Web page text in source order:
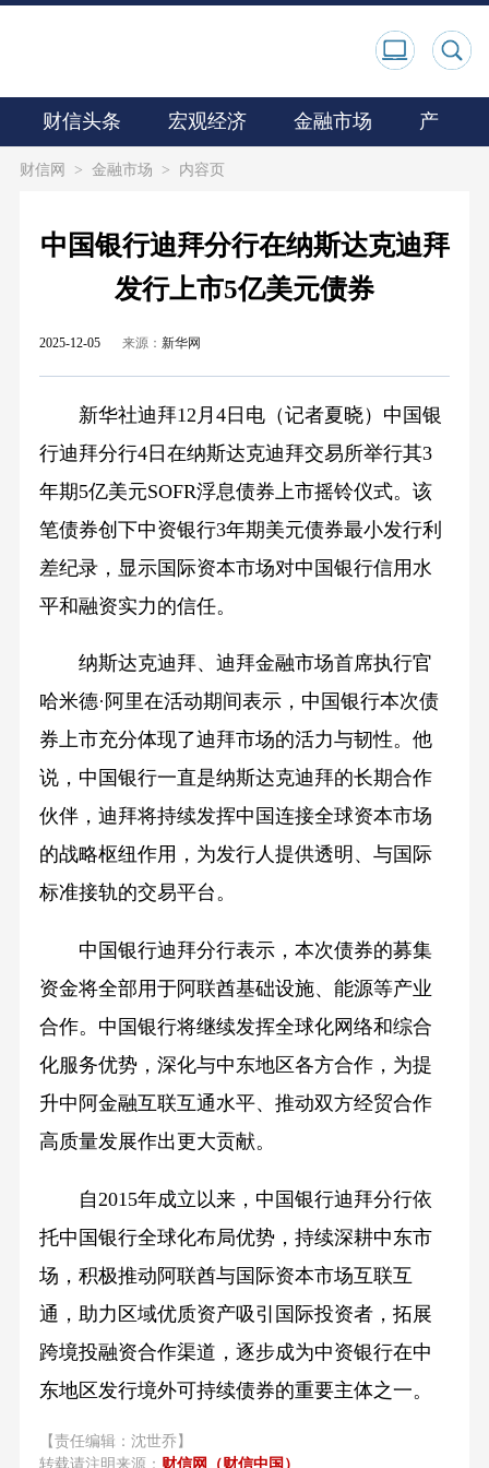
财信头条 宏观经济 金融市场 产业观
财信网 > 金融市场 > 内容页
中国银行迪拜分行在纳斯达克迪拜
发行上市5亿美元债券
2025-12-05 来源： 新华网
新华社迪拜12月4日电（记者夏晓）中国银
行迪拜分行4日在纳斯达克迪拜交易所举行其3
年期5亿美元SOFR浮息债券上市摇铃仪式。该
笔债券创下中资银行3年期美元债券最小发行利
差纪录，显示国际资本市场对中国银行信用水
平和融资实力的信任。
纳斯达克迪拜、迪拜金融市场首席执行官
哈米德·阿里在活动期间表示，中国银行本次债
券上市充分体现了迪拜市场的活力与韧性。他
说，中国银行一直是纳斯达克迪拜的长期合作
伙伴，迪拜将持续发挥中国连接全球资本市场
的战略枢纽作用，为发行人提供透明、与国际
标准接轨的交易平台。
中国银行迪拜分行表示，本次债券的募集
资金将全部用于阿联酋基础设施、能源等产业
合作。中国银行将继续发挥全球化网络和综合
化服务优势，深化与中东地区各方合作，为提
升中阿金融互联互通水平、推动双方经贸合作
高质量发展作出更大贡献。
自2015年成立以来，中国银行迪拜分行依
托中国银行全球化布局优势，持续深耕中东市
场，积极推动阿联酋与国际资本市场互联互
通，助力区域优质资产吸引国际投资者，拓展
跨境投融资合作渠道，逐步成为中资银行在中
东地区发行境外可持续债券的重要主体之一。
【责任编辑：沈世乔】
转载请注明来源： 财信网（财信中国）